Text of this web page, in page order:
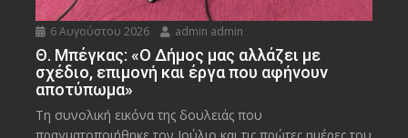
6 Αυγούστου 2026 admin admin
Θ. Μπέγκας: «Ο Δήμος μας αλλάζει με
σχέδιο, επιμονή και έργα που αφήνουν
αποτύπωμα»
Τη συνολική εικόνα της δουλειάς που
πραγματοποιήθηκε τον Ιούλιο και τις πρώτες ημέρες του